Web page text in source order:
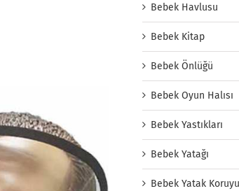
Bebek Havlusu
Bebek Kitap
Bebek Önlüğü
Bebek Oyun Halısı
Bebek Yastıkları
Bebek Yatağı
Bebek Yatak